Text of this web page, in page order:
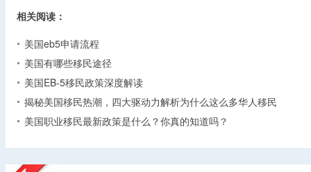
相关阅读：
美国eb5申请流程
美国有哪些移民途径
美国EB-5移民政策深度解读
揭秘美国移民热潮，四大驱动力解析为什么这么多华人移民
美国职业移民最新政策是什么？你真的知道吗？